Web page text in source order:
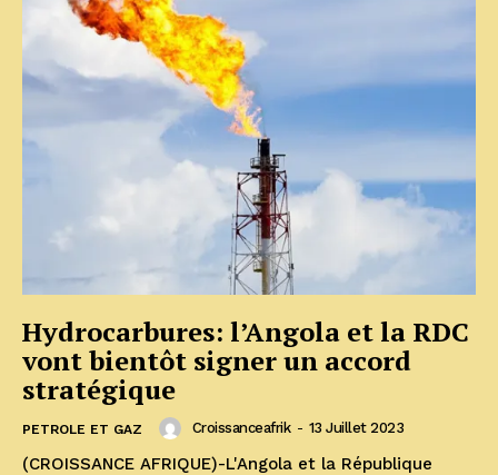
Hydrocarbures: l’Angola et la RDC
vont bientôt signer un accord
stratégique
PETROLE ET GAZ Croissanceafrik - 13 Juillet 2023
(CROISSANCE AFRIQUE)-L'Angola et la République